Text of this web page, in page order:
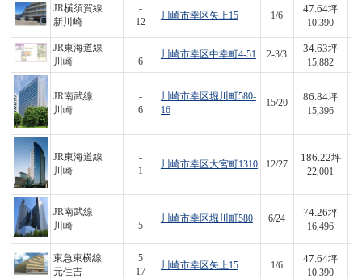
JR横須賀線
新川崎
-
12
川崎市幸区矢上15 1/6
47.64坪
10,390
JR東海道線
川崎
-
6
川崎市幸区中幸町4-51 2-3/3
34.63坪
15,882
JR南武線
川崎
-
6
川崎市幸区堀川町580-
16
15/20
86.84坪
15,396
JR東海道線
川崎
-
1
川崎市幸区大宮町1310 12/27
186.22坪
22,001
JR南武線
川崎
-
5
川崎市幸区堀川町580 6/24
74.26坪
16,496
東急東横線
元住吉
5
17
川崎市幸区矢上15 1/6
47.64坪
10,390